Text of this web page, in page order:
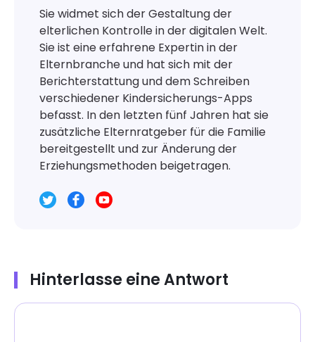
Sie widmet sich der Gestaltung der
elterlichen Kontrolle in der digitalen Welt.
Sie ist eine erfahrene Expertin in der
Elternbranche und hat sich mit der
Berichterstattung und dem Schreiben
verschiedener Kindersicherungs-Apps
befasst. In den letzten fünf Jahren hat sie
zusätzliche Elternratgeber für die Familie
bereitgestellt und zur Änderung der
Erziehungsmethoden beigetragen.
Hinterlasse eine Antwort